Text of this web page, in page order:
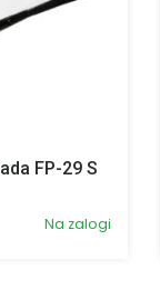
FP-29 S
Na zalogi